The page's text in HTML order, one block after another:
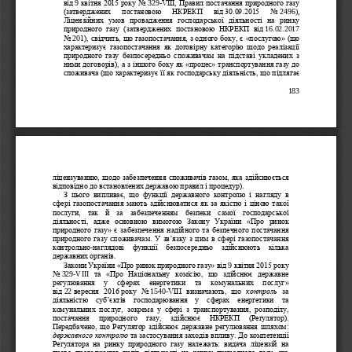
183
від 9 квітня 2015 року No 329-VIII, Правил постачання природного газу
(затверджених   постановою   НКРЕКП   від 30.09.2015   No 2496),
Ліцензійних  умов  провадження  господарської  діяльності  на  ринку
природного  газу  (затверджених  постановою  НКРЕКП  від 16.02.2017
No 201), свідчить, що газопостачання, з одного боку, є «послугою» (що
характеризує  газопостачання  як  договірну  категорію  щодо  реалізації
природного  газу  безпосередньо  споживачам  на  підставі  укладених  з
ними договорів), а з іншого боку як «процес» транспортування газу до
споживача (що характеризує її як господарську діяльність, що підлягає
ліцензуванню, щодо забезпечення споживачів газом, яка здійснюється
відповідно до встановлених державою правил і процедур).
З  цього  випливає,  що  функції  державного  контролю  і  нагляду  в
сфері газопостачання мають здійснюватися як за якістю і ціною такої
послуги,  так  й  за  забезпеченням  безпеки  самої  господарської
діяльності,  адже  основною  вимогою  Закону  України «Про  ринок
природного газу» є забезпечення надійного та безпечного постачання
природного газу споживачам. У зв’язку з цим в сфері газопостачання
контрольно-наглядові  функції  безпосередньо  здійснюють  кілька
державних органів.
Закони України «Про ринок природного газу» від 9 квітня 2015 року
No 329-VIII та «Про  Національну  комісію,  що  здійснює  державне
регулювання   у   сферах   енергетики   та   комунальних   послуг»
від 22 вересня  2016 року  No 1540-VIII  визначають,  що контроль
за
діяльністю  суб’єктів  господарювання  у  сферах  енергетики  та
комунальних  послуг,  зокрема  у  сфері  з  транспортування,  розподілу,
постачання   природного   газу,   здійснює   НКРЕКП   (Регулятор).
Передбачено, що Регулятор здійснює державне регулювання шляхом:
державного контролю та застосування заходів впливу. До компетенції
Регулятора  на  ринку  природного  газу  належать:  видача  ліцензій  на